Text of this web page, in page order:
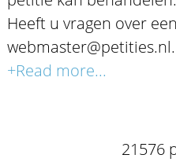
Heeft u vragen over
webmaster@petities.nl.
+Read more...
21576